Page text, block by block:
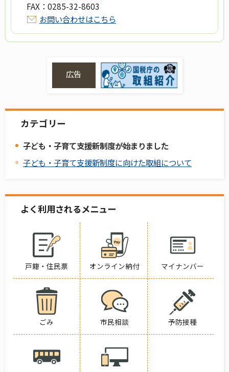
FAX： 0285-32-8603
お問い合わせはこちら
広告
カテゴリー
子ども・子育て支援新制度が始まりました
子ども・子育て支援新制度に向けた取組について
よく利用されるメニュー
戸籍・住民票 オンライン納付 マイナンバー
ごみ 市民相談 予防接種